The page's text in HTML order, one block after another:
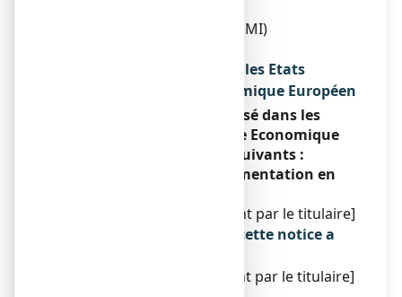
20051 CASSINA DE PECCHI (MI)
Noms du médicament dans les Etats
membres de l'Espace Economique Européen
Ce médicament est autorisé dans les
Etats membres de l'Espace Economique
Européen sous les noms suivants :
Conformément à la réglementation en
[À compléter ultérieurement par le titulaire]
La dernière date à laquelle cette notice a
[à compléter ultérieurement par le titulaire]